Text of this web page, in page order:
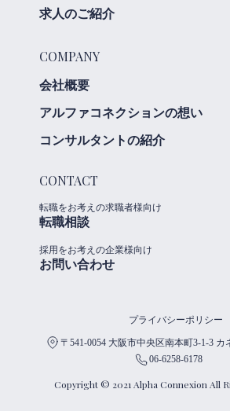
求人のご紹介
COMPANY
会社概要
アルファコネクションの想い
コンサルタントの紹介
CONTACT
転職をお考えの求職者様向け
転職相談
採用をお考えの企業様向け
お問い合わせ
プライバシーポリシー
〒541-0054 大阪市中央区南本町3-1-3 カ
06-6258-6178
Copyright © 2021 Alpha Connexion All